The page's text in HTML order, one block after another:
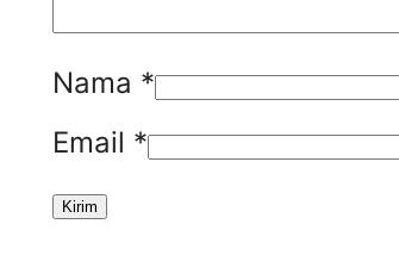
Nama *
Email *